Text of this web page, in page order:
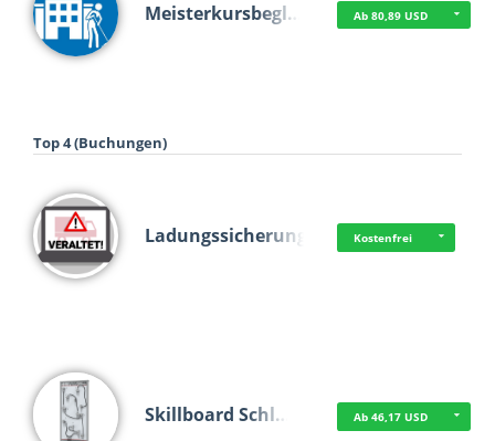
Meisterkursbegl… Ab 80,89 USD
Top 4 (Buchungen)
Ladungssicherung Kostenfrei
Skillboard Schl… Ab 46,17 USD